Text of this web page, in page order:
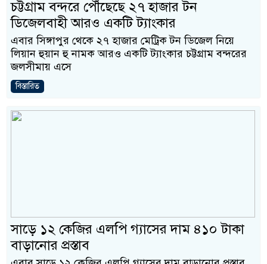
চট্টগ্রাম বন্দরে পৌঁছেছে ২৭ হাজার টন
ডিজেলবাহী আরও একটি ট্যাংকার
এবার সিঙ্গাপুর থেকে ২৭ হাজার মেট্রিক টন ডিজেল নিয়ে
লিয়ান হুয়ান হু নামক আরও একটি ট্যাংকার চট্টগ্রাম বন্দরের
জলসীমায় এসে
বিস্তারিত
সাড়ে ১২ কেজির এলপি গ্যাসের দাম ৪১০ টাকা
বাড়ানোর প্রস্তাব